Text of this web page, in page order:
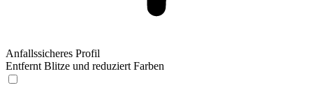
Anfallssicheres Profil
Entfernt Blitze und reduziert Farben